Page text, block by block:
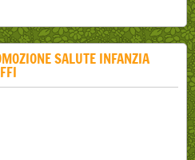
SALUTE INFANZIA